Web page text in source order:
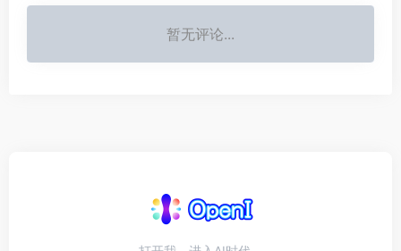
暂无评论...